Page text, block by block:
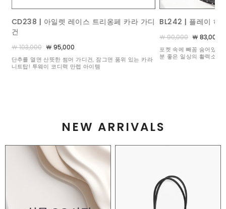
BL242 | 플레이 하트 도트 블라우스
￦ 90,000
포켓 속에 빼꼼 숨어있는 수줍은 하트 비딩이 볼수록 기
분 좋은 일상의 활력소가 되어주어요 :)
ACC367 | 콤비 브
￦ 140,000 ￦ 125,000
밋밋한 풀 원석 세팅과는
석 3개와 화려하게 빛을
NEW ARRIVALS